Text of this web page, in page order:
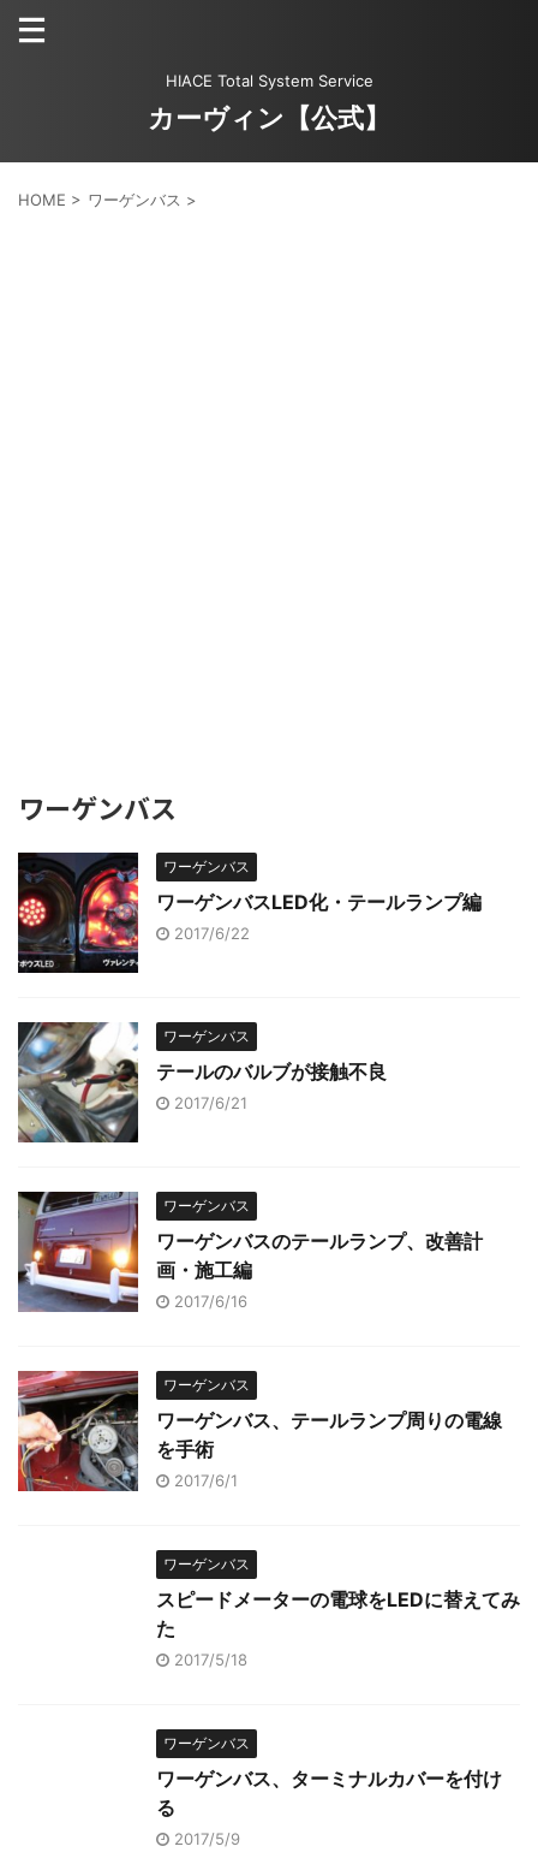
HIACE Total System Service
カーヴィン【公式】
HOME > ワーゲンバス >
ワーゲンバス
ワーゲンバス
ワーゲンバスLED化・テールランプ編
2017/6/22
ワーゲンバス
テールのバルブが接触不良
2017/6/21
ワーゲンバス
ワーゲンバスのテールランプ、改善計
画・施工編
2017/6/16
ワーゲンバス
ワーゲンバス、テールランプ周りの電線
を手術
2017/6/1
ワーゲンバス
スピードメーターの電球をLEDに替えてみ
た
2017/5/18
ワーゲンバス
ワーゲンバス、ターミナルカバーを付け
る
2017/5/9